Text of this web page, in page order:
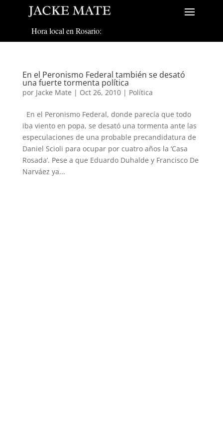
Hora local en Rosario:
En el Peronismo Federal también se desató
una fuerte tormenta política
por Jacke Mate | Oct 26, 2010| Política
En el Peronismo Federal, donde parecía que todo
iba viento en popa, se desató una tormenta ante las
especulaciones de una probable precandidatura de
Daniel Scioli para ocupar por cuatro años la ‘Casa
Rosada’. Pese a que Eduardo Duhalde y Francisco De
Narváez ya...